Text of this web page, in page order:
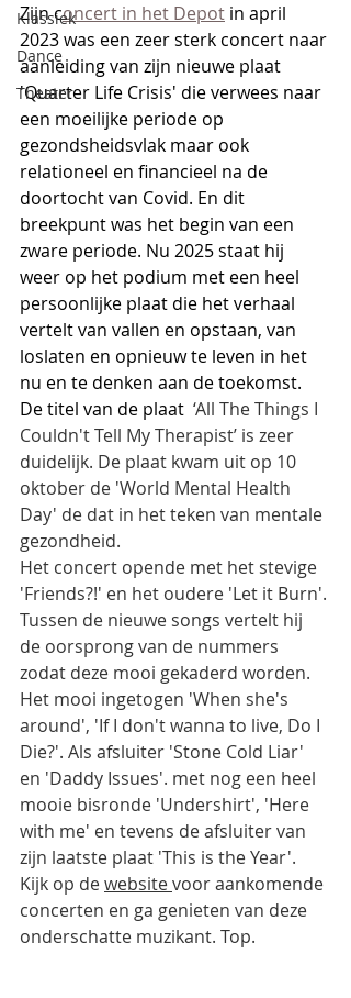
Klassiek
Dance
Theater
Zijn concert in het Depot in april
2023 was een zeer sterk concert naar
aanleiding van zijn nieuwe plaat
'Quarter Life Crisis' die verwees naar
een moeilijke periode op
gezondsheidsvlak maar ook
relationeel en financieel na de
doortocht van Covid. En dit
breekpunt was het begin van een
zware periode. Nu 2025 staat hij
weer op het podium met een heel
persoonlijke plaat die het verhaal
vertelt van vallen en opstaan, van
loslaten en opnieuw te leven in het
nu en te denken aan de toekomst.
De titel van de plaat ‘All The Things I
Couldn't Tell My Therapist’ is zeer
duidelijk. De plaat kwam uit op 10
oktober de 'World Mental Health
Day' de dat in het teken van mentale
gezondheid.
Het concert opende met het stevige
'Friends?!' en het oudere 'Let it Burn'.
Tussen de nieuwe songs vertelt hij
de oorsprong van de nummers
zodat deze mooi gekaderd worden.
Het mooi ingetogen 'When she's
around', 'If I don't wanna to live, Do I
Die?'. Als afsluiter 'Stone Cold Liar'
en 'Daddy Issues'. met nog een heel
mooie bisronde 'Undershirt', 'Here
with me' en tevens de afsluiter van
zijn laatste plaat 'This is the Year'.
Kijk op de website voor aankomende
concerten en ga genieten van deze
onderschatte muzikant. Top.